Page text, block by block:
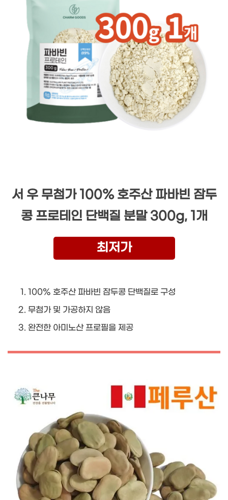
서 우 무첨가 100% 호주산 파바빈 잠두
콩 프로테인 단백질 분말 300g, 1개
최저가
100% 호주산 파바빈 잠두콩 단백질로 구성
무첨가 및 가공하지 않음
완전한 아미노산 프로필을 제공